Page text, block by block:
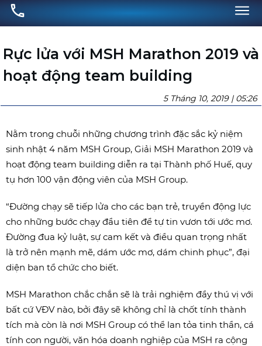
Rực lửa với MSH Marathon 2019 và
hoạt động team building
5 Tháng 10, 2019 | 05:26
Nằm trong chuỗi những chương trình đặc sắc kỷ niệm
sinh nhật 4 năm MSH Group, Giải MSH Marathon 2019 và
hoạt động team building diễn ra tại Thành phố Huế, quy
tụ hơn 100 vận động viên của MSH Group.
“Đường chạy sẽ tiếp lửa cho các bạn trẻ, truyền động lực
cho những bước chạy đầu tiên để tự tin vươn tới ước mơ.
Đường đua kỷ luật, sự cam kết và điều quan trọng nhất
là trở nên mạnh mẽ, dám ước mơ, dám chinh phục”, đại
diện ban tổ chức cho biết.
MSH Marathon chắc chắn sẽ là trải nghiệm đầy thú vị với
bất cứ VĐV nào, bởi đây sẽ không chỉ là chốt tính thành
tích mà còn là nơi MSH Group có thể lan tỏa tinh thần, cá
tính con người, văn hóa doanh nghiệp của MSH ra cộng